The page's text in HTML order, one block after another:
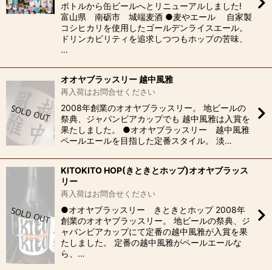
ボトルから缶ビールへとリニューアルしました!
富山県 南砺市 城端麦酒 ●麦やエール 自家製
コシヒカリを使用したゴールデンライスエール。
ドリンカビリティを追求しつつもホップの苦味、
…
オオヤブラッスリー 越中風雅
再入荷はお問合せください
2008年創業のオオヤブラッスリー。 地ビールの
祭典、ジャパンビアカップでも 越中風雅は入賞を
果たしました。 ●オオヤブラッスリー 越中風雅
ペールエールを目指した定番スタイル。 淡…
KITOKITO HOP(きときとホップ)オオヤブラッス
リー
再入荷はお問合せください
●オオヤブラッスリー きときとホップ 2008年
創業のオオヤブラッスリー。 地ビールの祭典、ジ
ャパンビアカップにて定番の越中風雅が入賞を果
たしました。 定番の越中風雅がペールエールな
ら、…